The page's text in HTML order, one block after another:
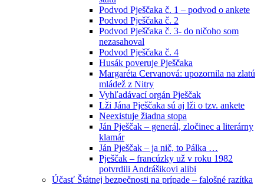
Podvod Pješčaka č. 1 – podvod o ankete
Podvod Pješčaka č. 2
Podvod Pješčaka č. 3- do ničoho som
nezasahoval
Podvod Pješčaka č. 4
Husák poveruje Pješčaka
Margaréta Cervanová: upozornila na zlatú
mládež z Nitry
Vyhľadávací orgán Pješčak
Lži Jána Pješčaka sú aj lži o tzv. ankete
Neexistuje žiadna stopa
Ján Pješčak – generál, zločinec a literárny
klamár
Ján Pješčak – ja nič, to Pálka …
Pješčak – francúzky už v roku 1982
potvrdili Andrášikovi alibi
Účasť Štátnej bezpečnosti na prípade – falošné razítka